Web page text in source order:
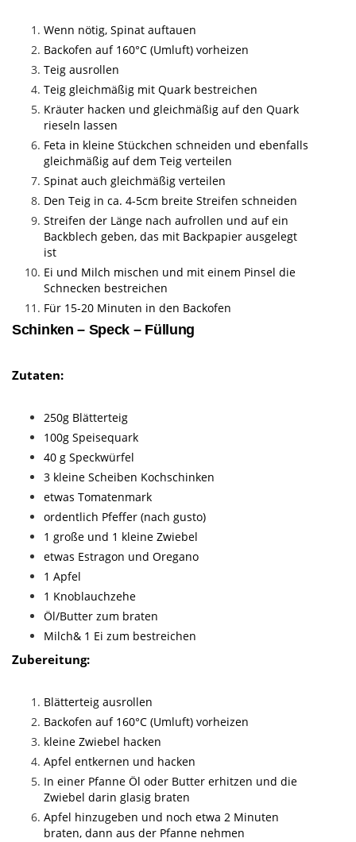
Wenn nötig, Spinat auftauen
Backofen auf 160°C (Umluft) vorheizen
Teig ausrollen
Teig gleichmäßig mit Quark bestreichen
Kräuter hacken und gleichmäßig auf den Quark
rieseln lassen
Feta in kleine Stückchen schneiden und ebenfalls
gleichmäßig auf dem Teig verteilen
Spinat auch gleichmäßig verteilen
Den Teig in ca. 4-5cm breite Streifen schneiden
Streifen der Länge nach aufrollen und auf ein
Backblech geben, das mit Backpapier ausgelegt
ist
Ei und Milch mischen und mit einem Pinsel die
Schnecken bestreichen
Für 15-20 Minuten in den Backofen
Schinken – Speck – Füllung
Zutaten:
250g Blätterteig
100g Speisequark
40 g Speckwürfel
3 kleine Scheiben Kochschinken
etwas Tomatenmark
ordentlich Pfeffer (nach gusto)
1 große und 1 kleine Zwiebel
etwas Estragon und Oregano
1 Apfel
1 Knoblauchzehe
Öl/Butter zum braten
Milch& 1 Ei zum bestreichen
Zubereitung:
Blätterteig ausrollen
Backofen auf 160°C (Umluft) vorheizen
kleine Zwiebel hacken
Apfel entkernen und hacken
In einer Pfanne Öl oder Butter erhitzen und die
Zwiebel darin glasig braten
Apfel hinzugeben und noch etwa 2 Minuten
braten, dann aus der Pfanne nehmen